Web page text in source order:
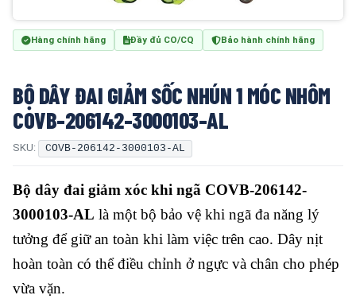
Hàng chính hãng Đầy đủ CO/CQ Bảo hành chính hãng
BỘ DÂY ĐAI GIẢM SỐC NHÚN 1 MÓC NHÔM
COVB-206142-3000103-AL
SKU: COVB-206142-3000103-AL
Bộ dây đai giảm xóc khi ngã COVB-206142-
3000103-AL là một bộ bảo vệ khi ngã đa năng lý
tưởng để giữ an toàn khi làm việc trên cao. Dây nịt
hoàn toàn có thể điều chỉnh ở ngực và chân cho phép
vừa vặn.